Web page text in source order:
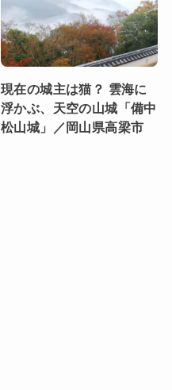
現在の城主は猫？ 雲海に
浮かぶ、天空の山城「備中
松山城」／岡山県高梁市